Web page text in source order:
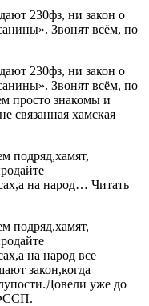
230фз, ни закон о
Звонят всём, по
230фз, ни закон о
Звонят всём, по
просто знакомы и
связанная хамская
подряд,хамят,
на народ… Читать
подряд,хамят,
на народ все
закон,когда
уже до